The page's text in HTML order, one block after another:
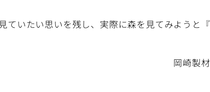
ていたい思いを残し、実際に森を見てみようと
岡崎製